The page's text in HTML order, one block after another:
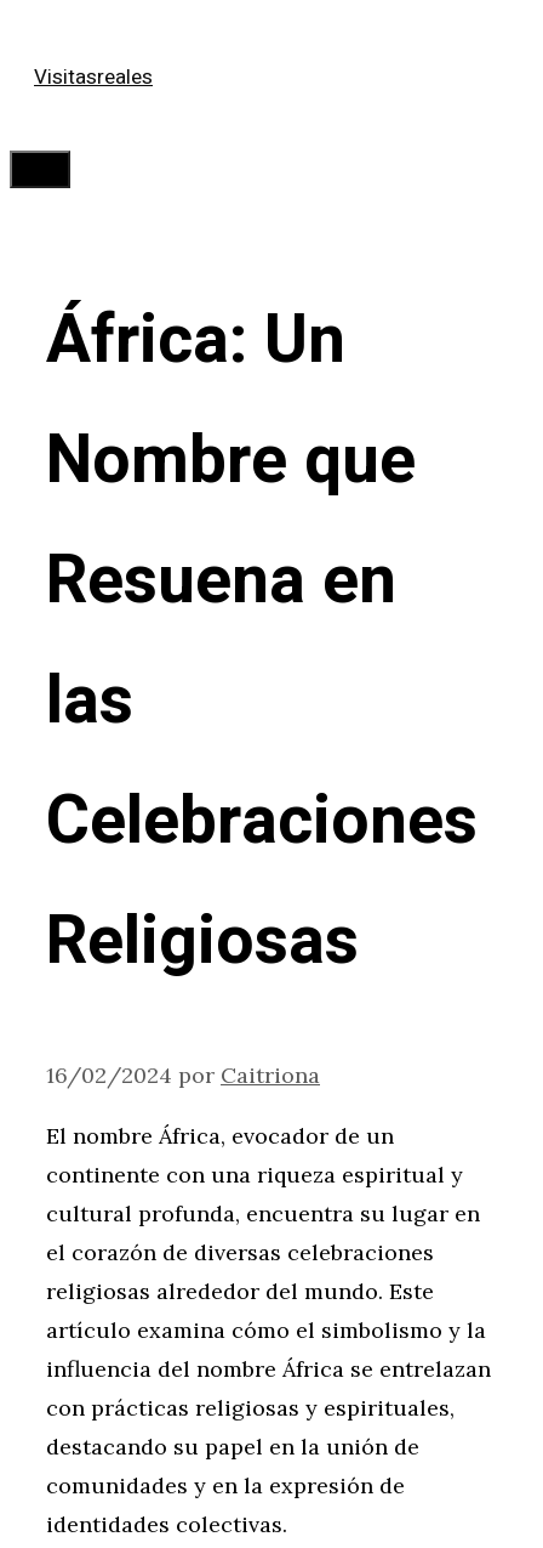
Visitasreales
África: Un
Nombre que
Resuena en
las
Celebraciones
Religiosas
16/02/2024 por Caitriona
El nombre África, evocador de un
continente con una riqueza espiritual y
cultural profunda, encuentra su lugar en
el corazón de diversas celebraciones
religiosas alrededor del mundo. Este
artículo examina cómo el simbolismo y la
influencia del nombre África se entrelazan
con prácticas religiosas y espirituales,
destacando su papel en la unión de
comunidades y en la expresión de
identidades colectivas.